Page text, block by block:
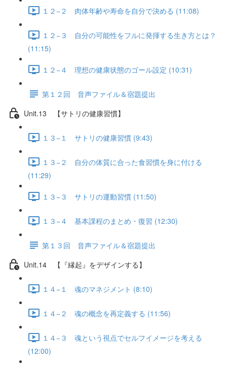
１２−２ 肉体年齢や寿命を自分で決める (11:08)
１２−３ 自分の可能性をフルに発揮する生き方とは？
(11:15)
１２−４ 理想の健康状態のゴール設定 (10:31)
第１２回 音声ファイル＆宿題提出
Unit.13 【サトリの健康習慣】
１３−１ サトリの健康習慣 (9:43)
１３−２ 自分の体質に合った食習慣を身に付ける
(11:29)
１３−３ サトリの運動習慣 (11:50)
１３−４ 基本課程のまとめ・復習 (12:30)
第１３回 音声ファイル＆宿題提出
Unit.14 【『縁起』をデザインする】
１４−１ 魂のマネジメント (8:10)
１４−２ 魂の概念を再定義する (11:56)
１４−３ 魂という視点でセルフイメージを考える
(12:00)